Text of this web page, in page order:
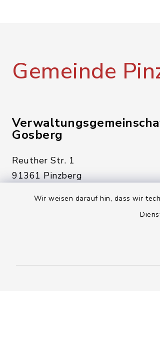
Wir weisen darauf hin, dass wir
Gemeinde
Gosberg
Reuther Str. 1
91361 Pinzberg
09191 7950-0
facebookinstagramyoutube
X